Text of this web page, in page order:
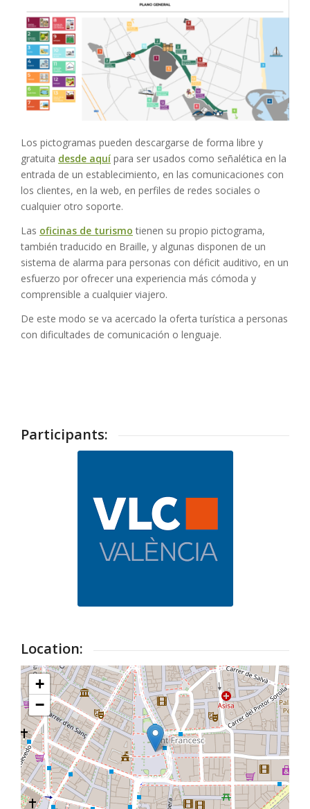
Los pictogramas pueden descargarse de forma libre y
gratuita desde aquí para ser usados como señalética en la
entrada de un establecimiento, en las comunicaciones con
los clientes, en la web, en perfiles de redes sociales o
cualquier otro soporte.
Las oficinas de turismo tienen su propio pictograma,
también traducido en Braille, y algunas disponen de un
sistema de alarma para personas con déficit auditivo, en un
esfuerzo por ofrecer una experiencia más cómoda y
comprensible a cualquier viajero.
De este modo se va acercado la oferta turística a personas
con dificultades de comunicación o lenguaje.
Participants:
Location:
+
−